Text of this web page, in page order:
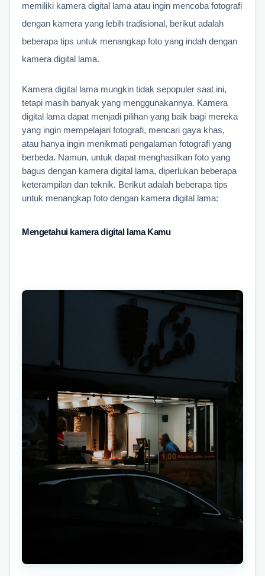
memiliki kamera digital lama atau ingin mencoba fotografi
dengan kamera yang lebih tradisional, berikut adalah
beberapa tips untuk menangkap foto yang indah dengan
kamera digital lama.
Kamera digital lama mungkin tidak sepopuler saat ini,
tetapi masih banyak yang menggunakannya. Kamera
digital lama dapat menjadi pilihan yang baik bagi mereka
yang ingin mempelajari fotografi, mencari gaya khas,
atau hanya ingin menikmati pengalaman fotografi yang
berbeda. Namun, untuk dapat menghasilkan foto yang
bagus dengan kamera digital lama, diperlukan beberapa
keterampilan dan teknik. Berikut adalah beberapa tips
untuk menangkap foto dengan kamera digital lama:
Mengetahui kamera digital lama Kamu